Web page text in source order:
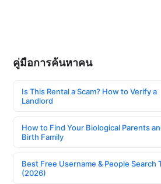
คู่มือการค้นหาคน
Is This Rental a Scam? How to Verify a
Landlord
How to Find Your Biological Parents
Birth Family
Best Free Username & People Search
(2026)